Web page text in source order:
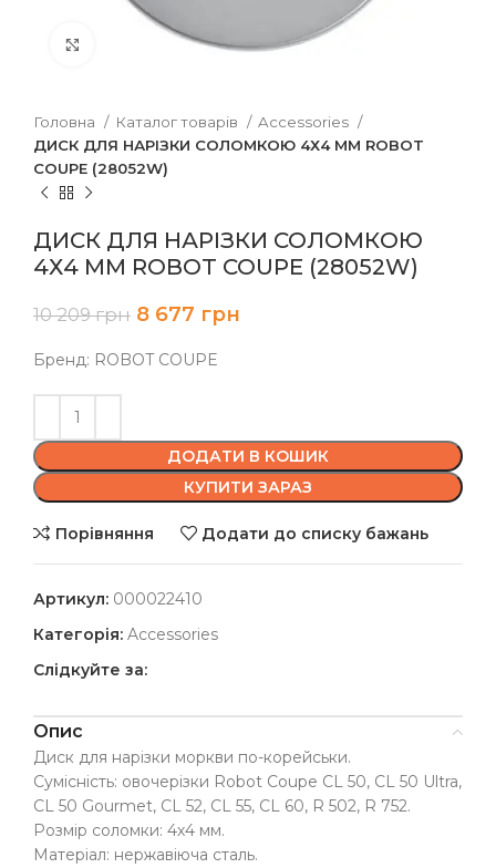
Клацніть, щоб збільшити
Головна Каталог товарів
Accessories
ДИСК ДЛЯ НАРІЗКИ СОЛОМКОЮ 4Х4 ММ ROBOT
COUPE (28052W)
ДИСК ДЛЯ НАРІЗКИ СОЛОМКОЮ
4Х4 ММ ROBOT COUPE (28052W)
10 209грн 8 677 грн
Бренд: ROBOT COUPE
ДОДАТИ В КОШИК
КУПИТИ ЗАРАЗ
Порівняння Додати до списку бажань
Артикул: 000022410
Категорія: Accessories
Слідкуйте за:
Опис
Диск для нарізки моркви по-корейськи.
Сумісність: овочерізки Robot Coupe CL 50, CL 50 Ultra,
CL 50 Gourmet, CL 52, CL 55, CL 60, R 502, R 752.
Розмір соломки: 4х4 мм.
Матеріал: нержавіюча сталь.